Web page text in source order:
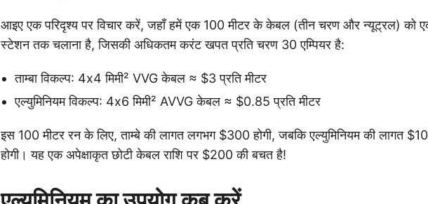
आइए एक परिदृश्य पर विचार करें, जहाँ हमें एक 100 मीटर के केबल (तीन चरण और न्यूट्रल) को
स्टेशन तक चलाना है, जिसकी अधिकतम करंट खपत प्रति चरण 30 एम्पियर है:
ताम्बा विकल्प: 4x4 मिमी² VVG केबल ≈ $3 प्रति मीटर
एल्युमिनियम विकल्प: 4x6 मिमी² AVVG केबल ≈ $0.85 प्रति मीटर
इस 100 मीटर रन के लिए, ताम्बे की लागत लगभग $300 होगी, जबकि एल्युमिनियम की लागत
होगी। यह एक अपेक्षाकृत छोटी केबल राशि पर $200 की बचत है!